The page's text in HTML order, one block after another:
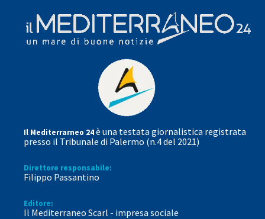
Il Mediterrarneo 24è una testata giornalistica registrata
presso il Tribunale di Palermo (n.4 del 2021)
Direttore responsabile:
Filippo Passantino
Editore:
Il Mediterraneo Scarl - impresa sociale